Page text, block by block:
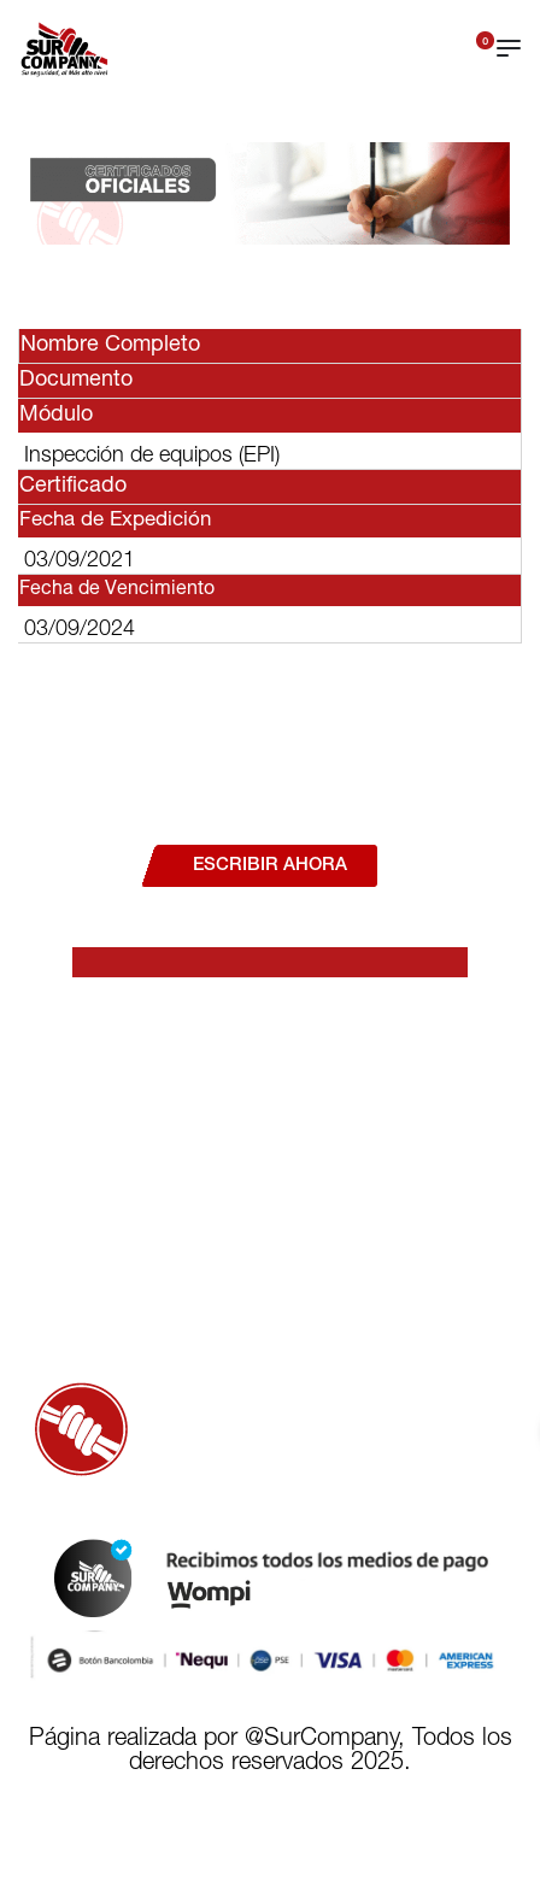
0
Nombre Completo
Documento
Módulo
Inspección de equipos (EPI)
Certificado
Fecha de Expedición
03/09/2021
Fecha de Vencimiento
03/09/2024
ESCRIBIR AHORA
Página realizada por @SurCompany, Todos los
derechos reservados 2025.